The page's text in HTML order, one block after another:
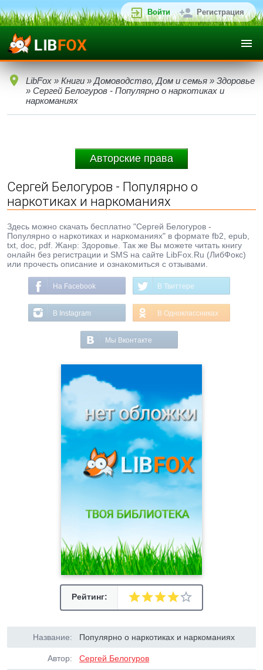
Войти Регистрация
LibFox » Книги » Домоводство, Дом и семья » Здоровье
» Сергей Белогуров - Популярно о наркотиках и
наркоманиях
Авторские права
Сергей Белогуров - Популярно о
наркотиках и наркоманиях
Здесь можно скачать бесплатно "Сергей Белогуров -
Популярно о наркотиках и наркоманиях" в формате fb2, epub,
txt, doc, pdf. Жанр: Здоровье. Так же Вы можете читать книгу
онлайн без регистрации и SMS на сайте LibFox.Ru (ЛибФокс)
или прочесть описание и ознакомиться с отзывами.
На Facebook В Твиттере
В Instagram В Одноклассниках
Мы Вконтакте
Рейтинг:
Название: Популярно о наркотиках и наркоманиях
Автор: Сергей Белогуров